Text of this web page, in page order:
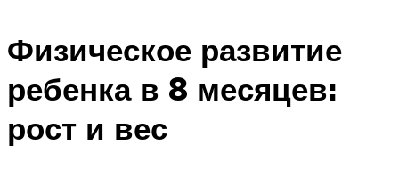
Физическое развитие
ребенка в 8 месяцев:
рост и вес